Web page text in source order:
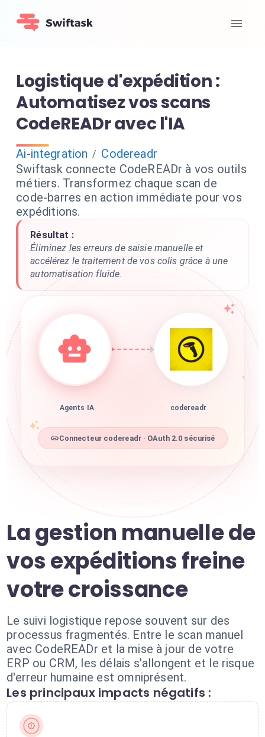
Logistique d'expédition :
Automatisez vos scans
CodeREADr avec l'IA
Ai-integration / Codereadr
Swiftask connecte CodeREADr à vos outils
métiers. Transformez chaque scan de
code-barres en action immédiate pour vos
expéditions.
Résultat :
Éliminez les erreurs de saisie manuelle et
accélérez le traitement de vos colis grâce à une
automatisation fluide.
Agents IA codereadr
Connecteur codereadr · OAuth 2.0 sécurisé
La gestion manuelle de
vos expéditions freine
votre croissance
Le suivi logistique repose souvent sur des
processus fragmentés. Entre le scan manuel
avec CodeREADr et la mise à jour de votre
ERP ou CRM, les délais s'allongent et le risque
d'erreur humaine est omniprésent.
Les principaux impacts négatifs :